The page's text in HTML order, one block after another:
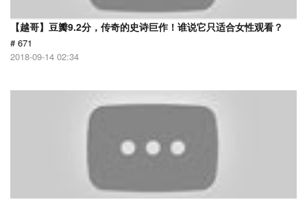
【越哥】豆瓣9.2分，传奇的史诗巨作！谁说它只适合女性观看？
# 671
2018-09-14 02:34